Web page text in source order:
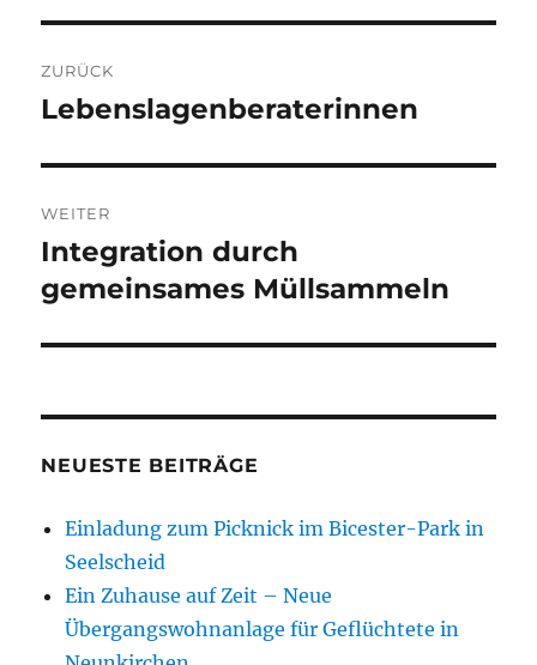
ZURÜCK
Vorheriger
Lebenslagenberaterinnen
WEITER
Nächster
Beitrag:
Integration durch
gemeinsames Müllsammeln
NEUESTE BEITRÄGE
Einladung zum Picknick im Bicester-Park in
Seelscheid
Ein Zuhause auf Zeit – Neue
Übergangswohnanlage für Geflüchtete in